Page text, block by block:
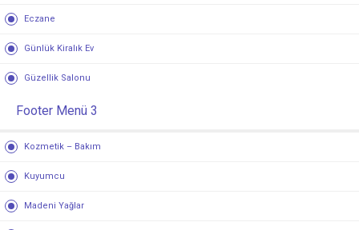
Eczane
Günlük Kiralık Ev
Güzellik Salonu
Footer Menü 3
Kozmetik – Bakım
Kuyumcu
Madeni Yağlar